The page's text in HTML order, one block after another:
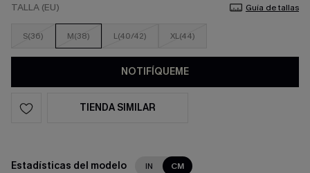
TALLA (EU) Guía de tallas
S(36) M(38) L(40/42) XL(44)
NOTIFÍQUEME
TIENDA SIMILAR
Estadísticas del modelo IN CM